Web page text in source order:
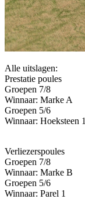
Alle uitslagen:
Prestatie poules
Groepen 7/8
Winnaar: Marke A
Groepen 5/6
Winnaar: Hoeksteen 1
Verliezerspoules
Groepen 7/8
Winnaar: Marke B
Groepen 5/6
Winnaar: Parel 1